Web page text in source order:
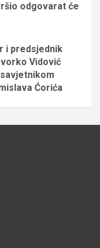
odgovarat će
i predsjednik
Vidović
Ćorića